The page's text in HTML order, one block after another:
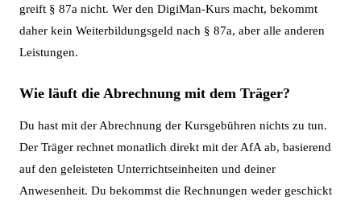
greift § 87a nicht. Wer den DigiMan-Kurs macht, bekommt
daher kein Weiterbildungsgeld nach § 87a, aber alle anderen
Leistungen.
Wie läuft die Abrechnung mit dem Träger?
Du hast mit der Abrechnung der Kursgebühren nichts zu tun.
Der Träger rechnet monatlich direkt mit der AfA ab, basierend
auf den geleisteten Unterrichtseinheiten und deiner
Anwesenheit. Du bekommst die Rechnungen weder geschickt